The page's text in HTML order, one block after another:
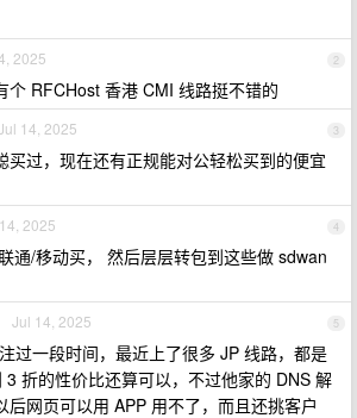
2
2025
个 RFCHost 香港 CMI 线路挺不错的
3
14, 2025
买过，现在还有正规能对公轻松买到的便宜
4
2025
通/移动买， 然后层层转包到这些做 sdwan
5
Jul 14, 2025
过一段时间，最近上了很多 JP 线路，都是
折的性价比还算可以，不过他家的 DNS 解
后网页可以用 APP 用不了，而且还挑客户